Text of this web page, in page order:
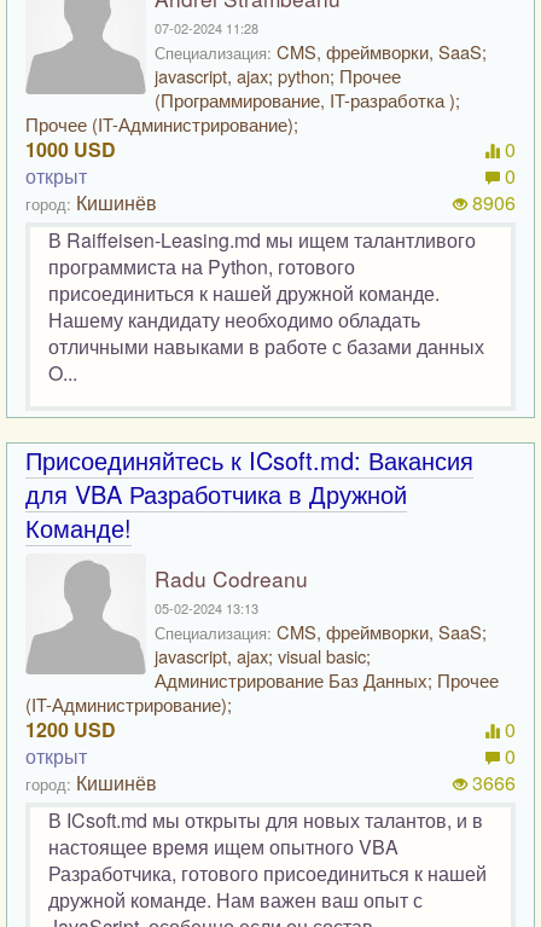
07-02-2024 11:28
Специализация: CMS, фреймворки, SaaS;
javascript, ajax; python; Прочее
(Программирование, IT-разработка );
Прочее (IT-Администрирование);
1000 USD
открыт
город: Кишинёв
0
0
8906
В Raiffeisen-Leasing.md мы ищем талантливого
программиста на Python, готового
присоединиться к нашей дружной команде.
Нашему кандидату необходимо обладать
отличными навыками в работе с базами данных
O...
Присоединяйтесь к ICsoft.md: Вакансия
для VBA Разработчика в Дружной
Команде!
Radu Codreanu
05-02-2024 13:13
Специализация: CMS, фреймворки, SaaS;
javascript, ajax; visual basic;
Администрирование Баз Данных; Прочее
(IT-Администрирование);
1200 USD
открыт
город: Кишинёв
0
0
3666
В ICsoft.md мы открыты для новых талантов, и в
настоящее время ищем опытного VBA
Разработчика, готового присоединиться к нашей
дружной команде. Нам важен ваш опыт с